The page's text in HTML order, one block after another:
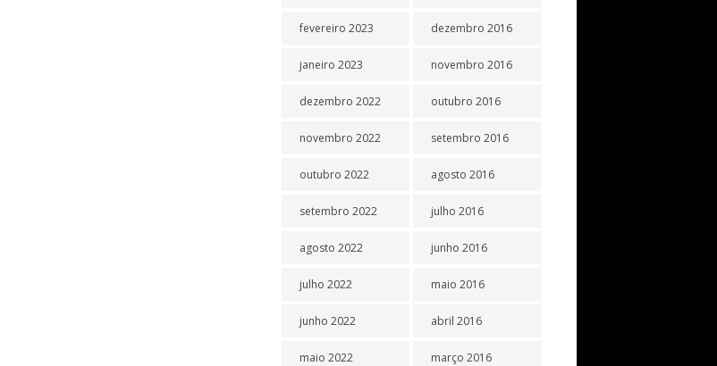
fevereiro 2023
janeiro 2023
dezembro 2022
novembro 2022
outubro 2022
setembro 2022
agosto 2022
julho 2022
junho 2022
maio 2022
dezembro 2016
novembro 2016
outubro 2016
setembro 2016
agosto 2016
julho 2016
junho 2016
maio 2016
abril 2016
março 2016